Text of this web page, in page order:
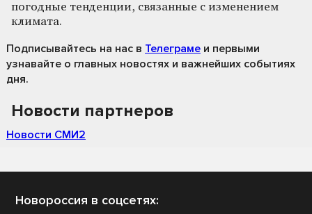
погодные тенденции, связанные с изменением
климата.
Подписывайтесь на нас в Телеграме и первыми
узнавайте о главных новостях и важнейших событиях
дня.
Новости партнеров
Новости СМИ2
Новороссия в соцсетях: